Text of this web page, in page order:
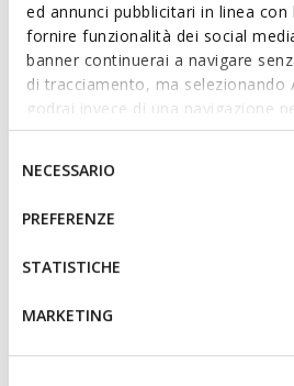
ed annunci pubblicitari in linea
fornire funzionalità dei social
banner continuerai a navigare
di tracciamento, ma selezionando
godrai invece di una navigazione
base dei tuoi gusti ed interessi.
IMPOSTAZIONI potrai anche
altri strumenti di tracciamento
informazioni o per modificare in
tue impostazioni, visita la nostra
consenso
NECESSARIO
PREFERENZE
STATISTICHE
MARKETING
Features
Thickness of sole: 3,5 cm / 1,4"
Materials
Technologies